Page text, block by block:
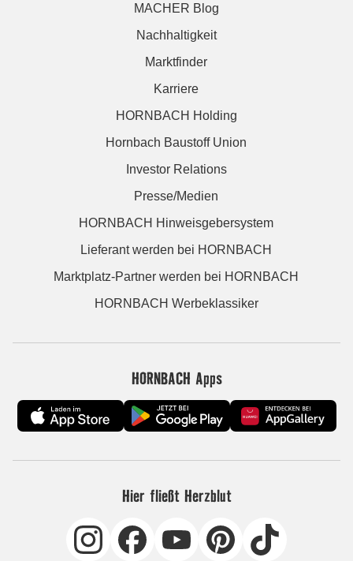
MACHER Blog
Nachhaltigkeit
Marktfinder
Karriere
HORNBACH Holding
Hornbach Baustoff Union
Investor Relations
Presse/Medien
HORNBACH Hinweisgebersystem
Lieferant werden bei HORNBACH
Marktplatz-Partner werden bei HORNBACH
HORNBACH Werbeklassiker
HORNBACH Apps
Hier fließt Herzblut